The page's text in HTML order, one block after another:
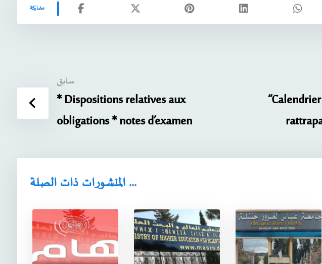
سابق
* Dispositions relatives aux
obligations * notes d’examen
المنشورات ذات الصلة ...